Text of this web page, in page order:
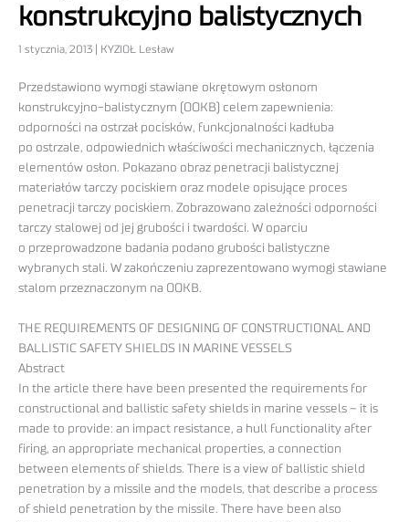
konstrukcyjno balistycznych
1 stycznia, 2013 | KYZIOŁ Lesław
Przedstawiono wymogi stawiane okrętowym osłonom
konstrukcyjno-balistycznym (OOKB) celem zapewnienia:
odporności na ostrzał pocisków, funkcjonalności kadłuba
po ostrzale, odpowiednich właściwości mechanicznych, łączenia
elementów osłon. Pokazano obraz penetracji balistycznej
materiałów tarczy pociskiem oraz modele opisujące proces
penetracji tarczy pociskiem. Zobrazowano zależności odporności
tarczy stalowej od jej grubości i twardości. W oparciu
o przeprowadzone badania podano grubości balistyczne
wybranych stali. W zakończeniu zaprezentowano wymogi stawiane
stalom przeznaczonym na OOKB.
THE REQUIREMENTS OF DESIGNING OF CONSTRUCTIONAL AND
BALLISTIC SAFETY SHIELDS IN MARINE VESSELS
Abstract
In the article there have been presented the requirements for
constructional and ballistic safety shields in marine vessels – it is
made to provide: an impact resistance, a hull functionality after
firing, an appropriate mechanical properties, a connection
between elements of shields. There is a view of ballistic shield
penetration by a missile and the models, that describe a process
of shield penetration by the missile. There have been also